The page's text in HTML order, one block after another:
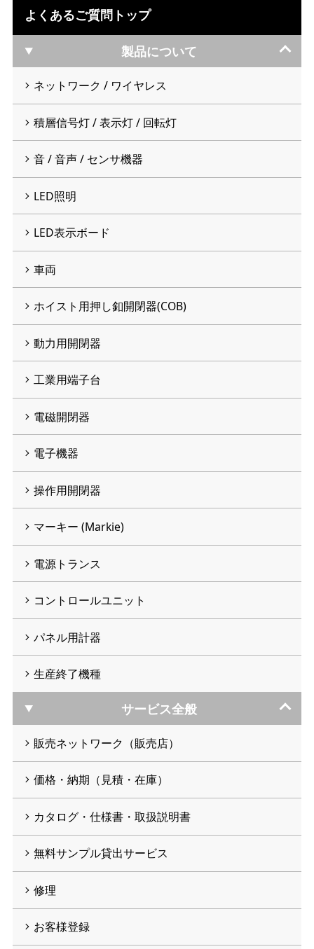
よくあるご質問トップ
製品について
ネットワーク / ワイヤレス
積層信号灯 / 表示灯 / 回転灯
音 / 音声 / センサ機器
LED照明
LED表示ボード
車両
ホイスト用押し釦開閉器(COB)
動力用開閉器
工業用端子台
電磁開閉器
電子機器
操作用開閉器
マーキー (Markie)
電源トランス
コントロールユニット
パネル用計器
生産終了機種
サービス全般
販売ネットワーク（販売店）
価格・納期（見積・在庫）
カタログ・仕様書・取扱説明書
無料サンプル貸出サービス
修理
お客様登録